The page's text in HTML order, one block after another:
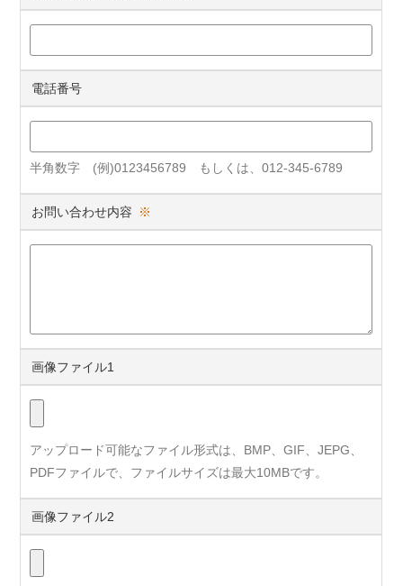
電話番号
半角数字 (例)0123456789 もしくは、012-345-6789
お問い合わせ内容 ※
画像ファイル1
アップロード可能なファイル形式は、BMP、GIF、JEPG、
PDFファイルで、ファイルサイズは最大10MBです。
画像ファイル2